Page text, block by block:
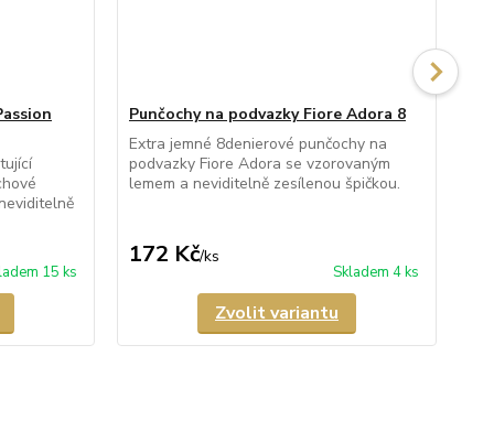
15 ks
Punčochy na podvazky Fiore Adora 8
Extra jemné 8denierové punčochy na
podvazky Fiore Adora se vzorovaným
lemem a neviditelně zesílenou špičkou.
172 Kč/ks
Skladem 4 ks
Zvolit variantu